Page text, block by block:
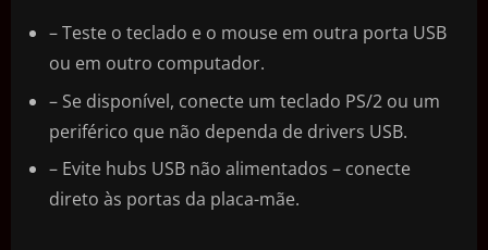
– Teste o teclado e o mouse em outra porta USB
ou em outro computador.
– Se disponível, conecte um teclado PS/2 ou um
periférico que não dependa de drivers USB.
– Evite hubs USB não alimentados – conecte
direto às portas da placa-mãe.